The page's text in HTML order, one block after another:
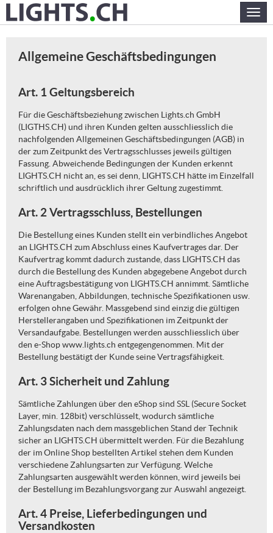
Skip
Allgemeine Geschäftsbedingungen
Art. 1 Geltungsbereich
Für die Geschäftsbeziehung zwischen Lights.ch GmbH
(LIGTHS.CH) und ihren Kunden gelten ausschliesslich die
nachfolgenden Allgemeinen Geschäftsbedingungen (AGB) in
der zum Zeitpunkt des Vertragsschlusses jeweils gültigen
Fassung. Abweichende Bedingungen der Kunden erkennt
LIGHTS.CH nicht an, es sei denn, LIGHTS.CH hätte im Einzelfall
schriftlich und ausdrücklich ihrer Geltung zugestimmt.
Art. 2 Vertragsschluss, Bestellungen
Die Bestellung eines Kunden stellt ein verbindliches Angebot
an LIGHTS.CH zum Abschluss eines Kaufvertrages dar. Der
Kaufvertrag kommt dadurch zustande, dass LIGHTS.CH das
durch die Bestellung des Kunden abgegebene Angebot durch
eine Auftragsbestätigung von LIGHTS.CH annimmt. Sämtliche
Warenangaben, Abbildungen, technische Spezifikationen usw.
erfolgen ohne Gewähr. Massgebend sind einzig die gültigen
Herstellerangaben und Spezifikationen im Zeitpunkt der
Versandaufgabe. Bestellungen werden ausschliesslich über
den e-Shop www.lights.ch entgegengenommen. Mit der
Bestellung bestätigt der Kunde seine Vertragsfähigkeit.
Art. 3 Sicherheit und Zahlung
Sämtliche Zahlungen über den eShop sind SSL (Secure Socket
Layer, min. 128bit) verschlüsselt, wodurch sämtliche
Zahlungsdaten nach dem massgeblichen Stand der Technik
sicher an LIGHTS.CH übermittelt werden. Für die Bezahlung
der im Online Shop bestellten Artikel stehen dem Kunden
verschiedene Zahlungsarten zur Verfügung. Welche
Zahlungsarten ausgewählt werden können, wird jeweils bei
der Bestellung im Bezahlungsvorgang zur Auswahl angezeigt.
Art. 4 Preise, Lieferbedingungen und
Versandkosten